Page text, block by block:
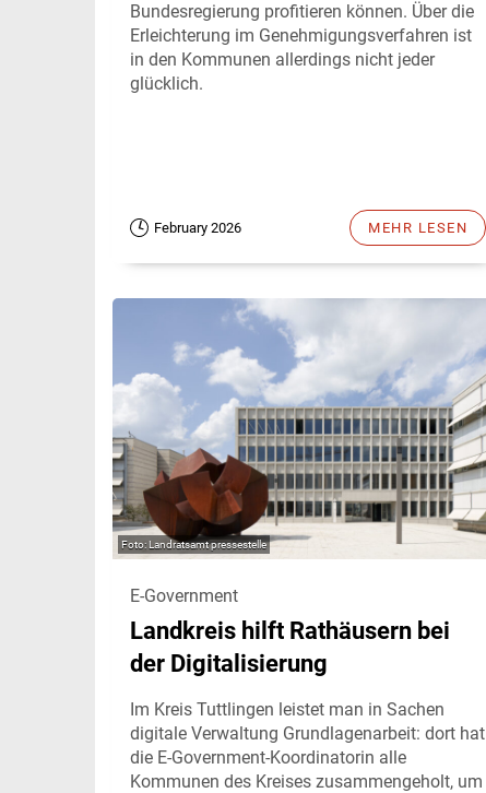
Bundesregierung profitieren können. Über die
Erleichterung im Genehmigungsverfahren ist
in den Kommunen allerdings nicht jeder
glücklich.
February 2026 MEHR LESEN
Landratsamt pressestelle
E-Government
Landkreis hilft Rathäusern bei
der Digitalisierung
Im Kreis Tuttlingen leistet man in Sachen
digitale Verwaltung Grundlagenarbeit: dort hat
die E-Government-Koordinatorin alle
Kommunen des Kreises zusammengeholt, um